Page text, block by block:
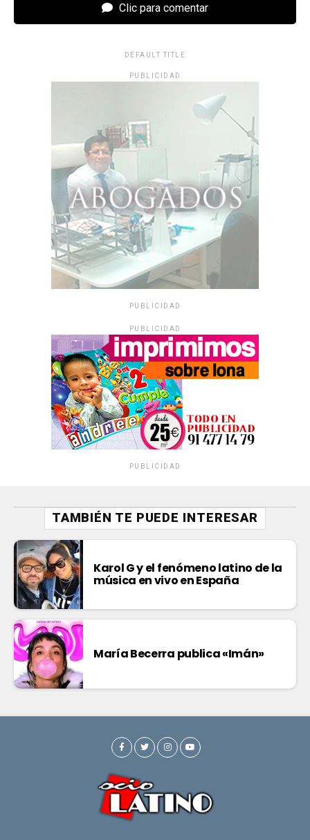
Clic para comentar
DEFAULT TITLE
PUBLICIDAD
PUBLICIDAD
PUBLICIDAD
PUBLICIDAD
TAMBIÉN TE PUEDE INTERESAR
Karol G y el fenómeno latino de la
música en vivo en España
María Becerra publica «Imán»